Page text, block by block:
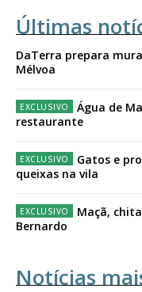
Últimas
DaTerra prepara
Mélvoa
Água de
restaurante
Gatos e
queixas na vila
Maçã,
Bernardo
Notícias